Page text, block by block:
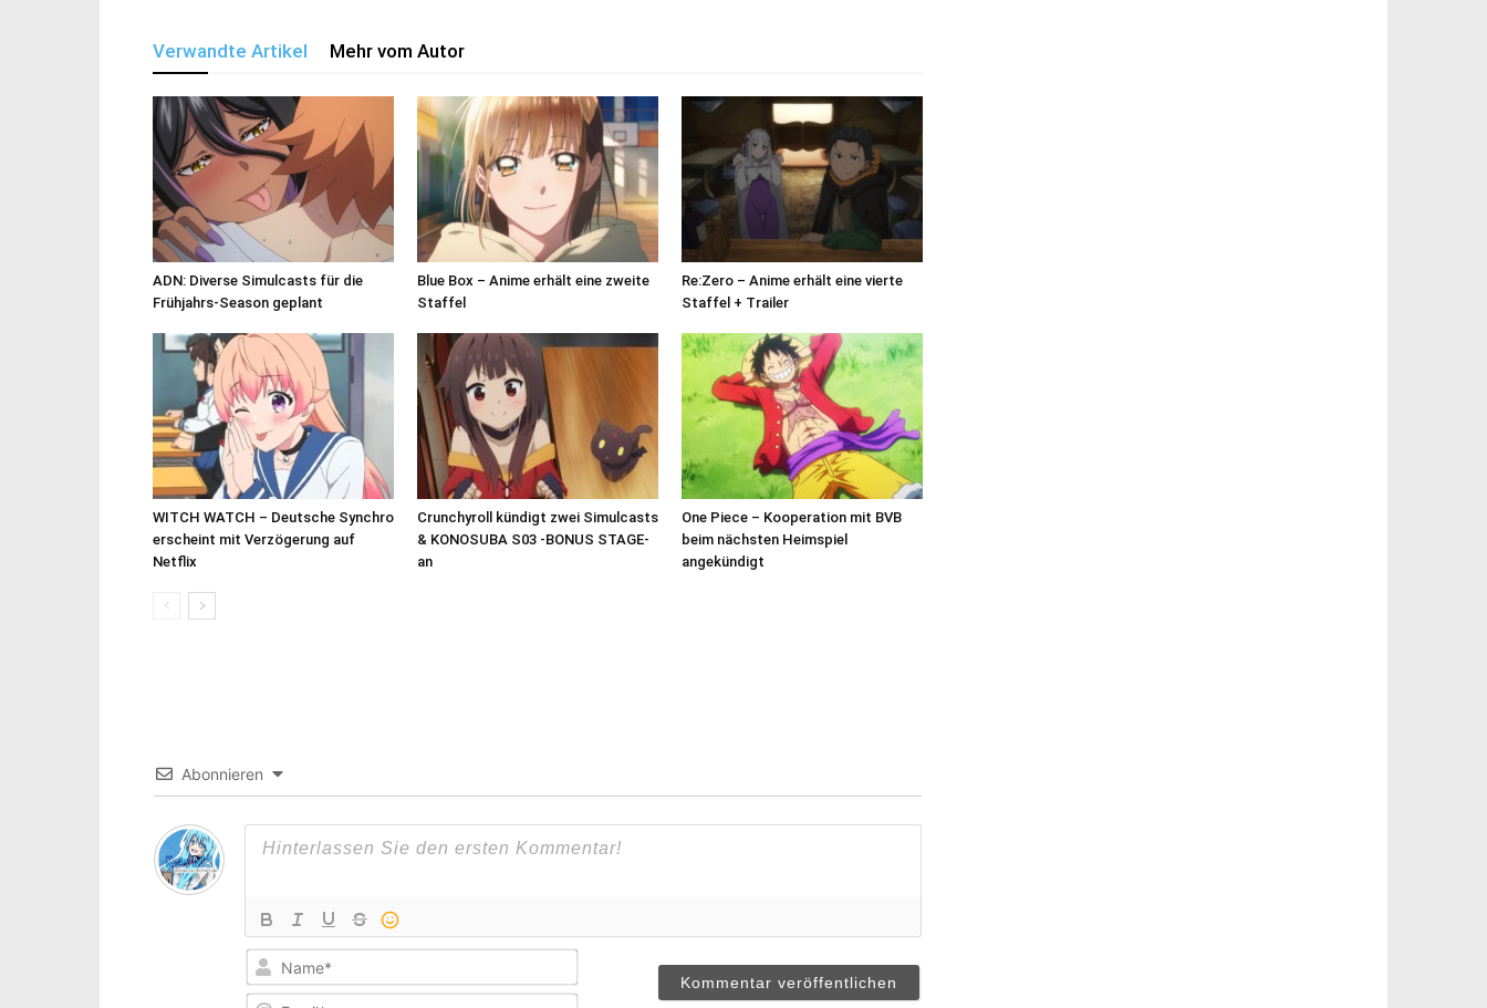
Verwandte Artikel Mehr vom Autor
ADN: Diverse Simulcasts für die
Frühjahrs-Season geplant
Blue Box – Anime erhält eine zweite
Staffel
Re:Zero – Anime erhält eine vierte
Staffel + Trailer
WITCH WATCH – Deutsche Synchro
erscheint mit Verzögerung auf
Netflix
Crunchyroll kündigt zwei Simulcasts
& KONOSUBA S03 -BONUS STAGE-
an
One Piece – Kooperation mit BVB
beim nächsten Heimspiel
angekündigt
Abonnieren
Name*
Email*